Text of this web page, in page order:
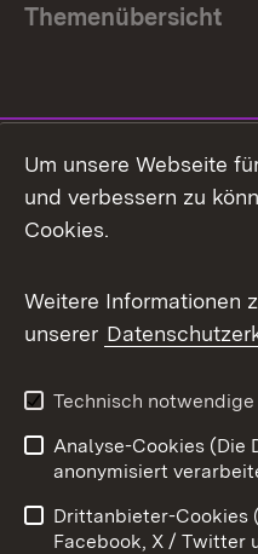
Themenübersicht
Facebook
X / Twitter
Youtube
Impressum
Barrierefreiheit
Um unsere Webseite
und verbessern zu
Cookies.
Weitere Informationen
unserer
Technisch
Analyse-Cookies (Die
anonymisiert
Drittanbieter-Cookies
Facebook, X / Twitter